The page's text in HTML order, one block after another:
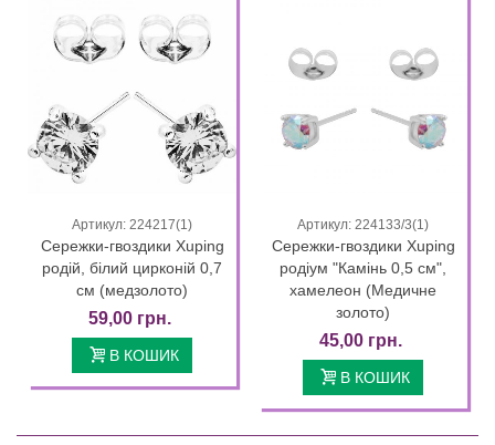
Артикул: 224217(1)
Сережки-гвоздики Xuping
родій, білий цирконій 0,7
см (медзолото)
59,00 грн.
В КОШИК
Артикул: 224133/3(1)
Сережки-гвоздики Xuping
родіум "Камінь 0,5 см",
хамелеон (Медичне
золото)
45,00 грн.
В КОШИК